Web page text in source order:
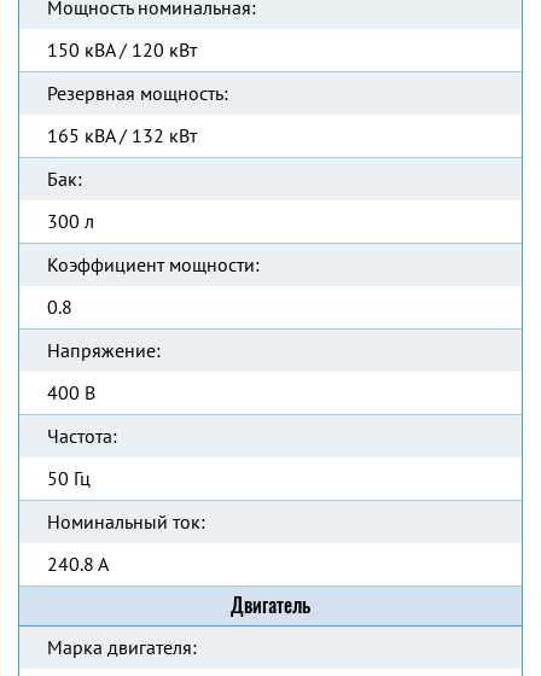
Мощность номинальная:
150 кВА / 120 кВт
Резервная мощность:
165 кВА / 132 кВт
Бак:
300 л
Коэффициент мощности:
0.8
Напряжение:
400 В
Частота:
50 Гц
Номинальный ток:
240.8 А
Двигатель
Марка двигателя: